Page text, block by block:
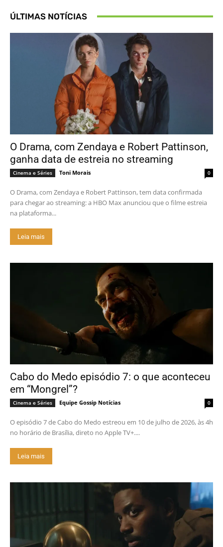
ÚLTIMAS NOTÍCIAS
O Drama, com Zendaya e Robert Pattinson,
ganha data de estreia no streaming
Cinema e Séries Toni Morais 0
O Drama, com Zendaya e Robert Pattinson, tem data confirmada
para chegar ao streaming: a HBO Max anunciou que o filme estreia
na plataforma...
Leia mais
Cabo do Medo episódio 7: o que aconteceu
em “Mongrel”?
Cinema e Séries Equipe Gossip Notícias 0
O episódio 7 de Cabo do Medo estreou em 10 de julho de 2026, às 4h
no horário de Brasília, direto no Apple TV+....
Leia mais